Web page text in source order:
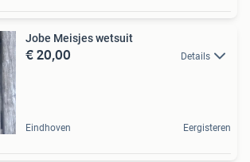
Jobe Meisjes wetsuit
€ 20,00 Details
Eindhoven Eergisteren